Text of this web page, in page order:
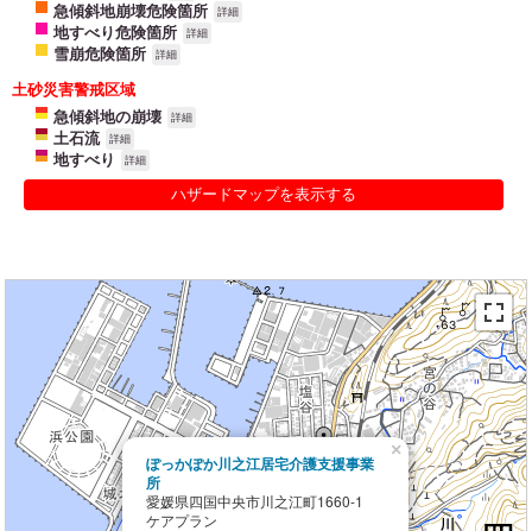
急傾斜地崩壊危険箇所 詳細
地すべり危険箇所 詳細
雪崩危険箇所 詳細
土砂災害警戒区域
急傾斜地の崩壊
詳細
土石流 詳細
地すべり 詳細
ハザードマップを表示する
ぽっかぽか川之江居宅介護支援事業
所
愛媛県四国中央市川之江町1660-1
ケアプラン
×